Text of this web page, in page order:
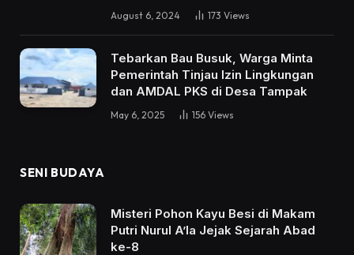
August 6, 2024 173 Views
Tebarkan Bau Busuk, Warga Minta
Pemerintah Tinjau Izin Lingkungan
dan AMDAL PKS di Desa Tampak
May 6, 2025 156 Views
SENI BUDAYA
Misteri Pohon Kayu Besi di Makam
Putri Nurul A’la Jejak Sejarah Abad
ke-8